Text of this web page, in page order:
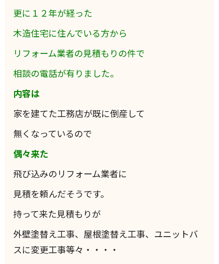
更に１２年が経った
木造住宅に住んでいる方から
リフォーム業者の見積もりの件で
相談の電話が有りました。
内容は
家を建てた工務店が既に倒産して
無くなっているので
偶々来た
飛び込みのリフォーム業者に
見積を頼んだそうです。
持って来た見積もりが
外壁塗替え工事、屋根塗替え工事、ユニットバ
スに変更工事等々・・・・